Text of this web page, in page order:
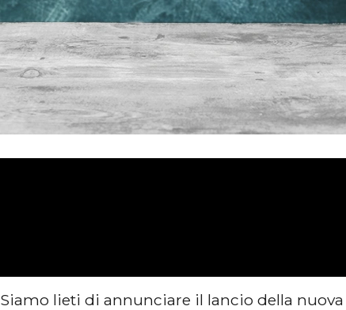
Siamo lieti di annunciare il lancio della